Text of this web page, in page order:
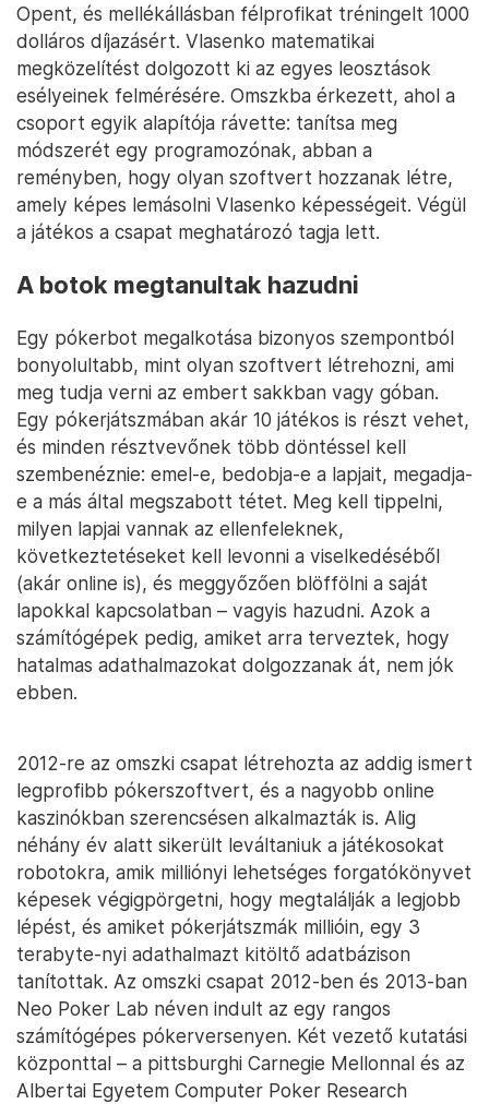
Opent, és mellékállásban félprofikat tréningelt 1000
dolláros díjazásért. Vlasenko matematikai
megközelítést dolgozott ki az egyes leosztások
esélyeinek felmérésére. Omszkba érkezett, ahol a
csoport egyik alapítója rávette: tanítsa meg
módszerét egy programozónak, abban a
reményben, hogy olyan szoftvert hozzanak létre,
amely képes lemásolni Vlasenko képességeit. Végül
a játékos a csapat meghatározó tagja lett.
A botok megtanultak hazudni
Egy pókerbot megalkotása bizonyos szempontból
bonyolultabb, mint olyan szoftvert létrehozni, ami
meg tudja verni az embert sakkban vagy góban.
Egy pókerjátszmában akár 10 játékos is részt vehet,
és minden résztvevőnek több döntéssel kell
szembenéznie: emel-e, bedobja-e a lapjait, megadja-
e a más által megszabott tétet. Meg kell tippelni,
milyen lapjai vannak az ellenfeleknek,
következtetéseket kell levonni a viselkedéséből
(akár online is), és meggyőzően blöffölni a saját
lapokkal kapcsolatban – vagyis hazudni. Azok a
számítógépek pedig, amiket arra terveztek, hogy
hatalmas adathalmazokat dolgozzanak át, nem jók
ebben.
2012-re az omszki csapat létrehozta az addig ismert
legprofibb pókerszoftvert, és a nagyobb online
kaszinókban szerencsésen alkalmazták is. Alig
néhány év alatt sikerült leváltaniuk a játékosokat
robotokra, amik milliónyi lehetséges forgatókönyvet
képesek végigpörgetni, hogy megtalálják a legjobb
lépést, és amiket pókerjátszmák millióin, egy 3
terabyte-nyi adathalmazt kitöltő adatbázison
tanítottak. Az omszki csapat 2012-ben és 2013-ban
Neo Poker Lab néven indult az egy rangos
számítógépes pókerversenyen. Két vezető kutatási
központtal – a pittsburghi Carnegie Mellonnal és az
Albertai Egyetem Computer Poker Research